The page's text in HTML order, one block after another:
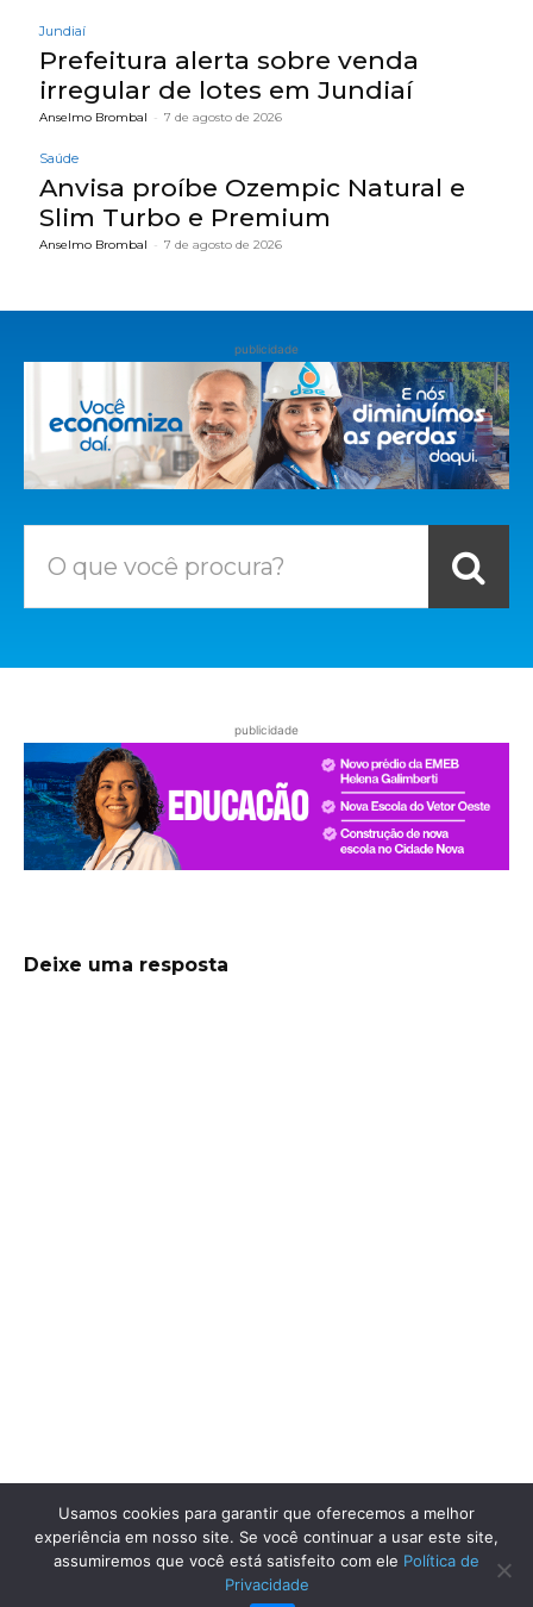
Jundiaí
Prefeitura alerta sobre venda
irregular de lotes em Jundiaí
Anselmo Brombal - 7 de agosto de 2026
Saúde
Anvisa proíbe Ozempic Natural e
Slim Turbo e Premium
Anselmo Brombal - 7 de agosto de 2026
publicidade
O que você procura?
publicidade
Deixe uma resposta
Usamos cookies para garantir que oferecemos a melhor
experiência em nosso site. Se você continuar a usar este site,
assumiremos que você está satisfeito com ele Política de
Privacidade